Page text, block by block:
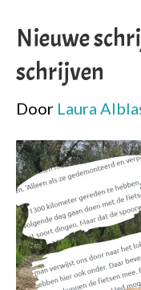
Nieuwe
schrijven
Door Laura